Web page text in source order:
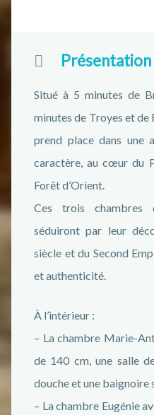
Présentation
Situé à 5 minutes de
minutes de Troyes et
prend place dans une
caractère, au cœur du
Forêt d’Orient.
Ces trois chambres
séduiront par leur
siècle et du Second
et authenticité.
À l’intérieur :
– La chambre Marie-
de 140 cm, une salle
douche et une baignoire
– La chambre Eugénie